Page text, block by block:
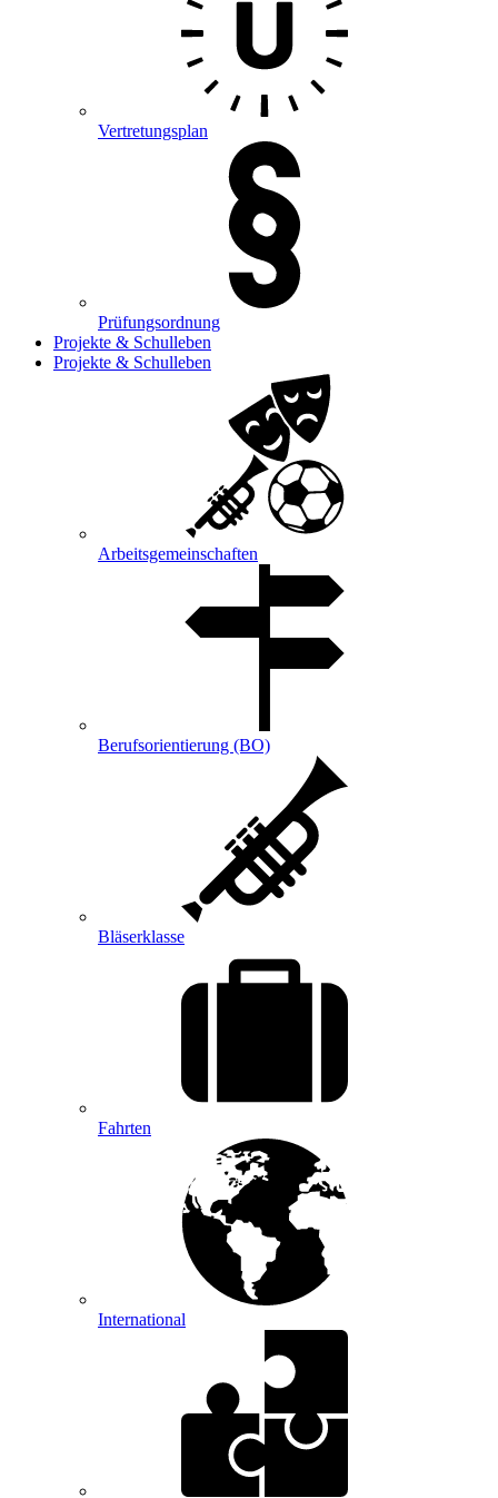
Vertretungsplan
Prüfungsordnung
Projekte & Schulleben
Projekte & Schulleben
Arbeitsgemeinschaften
Berufsorientierung (BO)
Bläserklasse
Fahrten
International